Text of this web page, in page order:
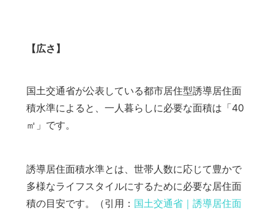
【広さ】
国土交通省が公表している都市居住型誘導居住面
積水準によると、一人暮らしに必要な面積は「40
㎡」です。
誘導居住面積水準とは、世帯人数に応じて豊かで
多様なライフスタイルにするために必要な居住面
積の目安です。（引用： 国土交通省｜誘導居住面